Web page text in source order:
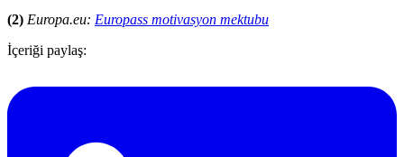
(2) Europa.eu: Europass motivasyon mektubu
İçeriği paylaş: